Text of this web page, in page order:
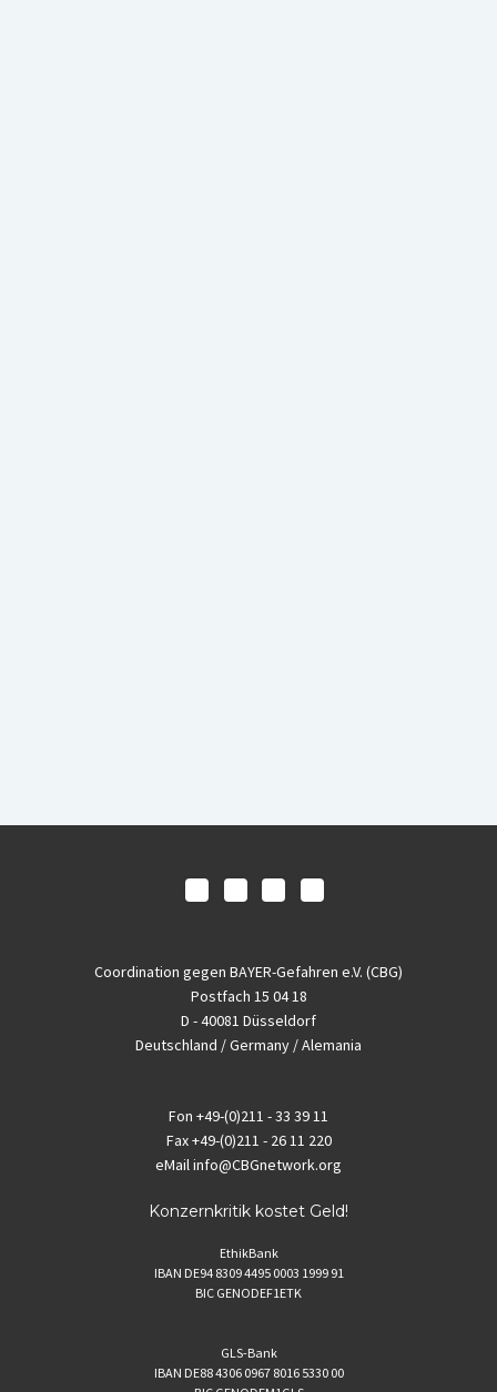
Coordination gegen BAYER-Gefahren e.V. (CBG)
Postfach 15 04 18
D - 40081 Düsseldorf
Deutschland / Germany / Alemania
Fon +49-(0)211 - 33 39 11
Fax+49-(0)211 - 26 11 220
eMailinfo@CBGnetwork.org
Konzernkritik kostet Geld!
EthikBank
IBAN DE94 8309 4495 0003 1999 91
BIC GENODEF1ETK
GLS-Bank
IBAN DE88 4306 0967 8016 5330 00